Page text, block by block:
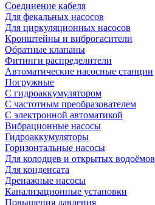
Соединение кабеля
Для фекальных насосов
Для циркуляционных насосов
Кронштейны и виброгасители
Обратные клапаны
Фитинги распределители
Автоматические насосные станции
Погружные
С гидроаккумулятором
С частотным преобразователем
С электронной автоматикой
Вибрационные насосы
Гидроаккумуляторы
Горизонтальные насосы
Для колодцев и открытых водоёмов
Для конденсата
Дренажные насосы
Канализационные установки
Повышения давления